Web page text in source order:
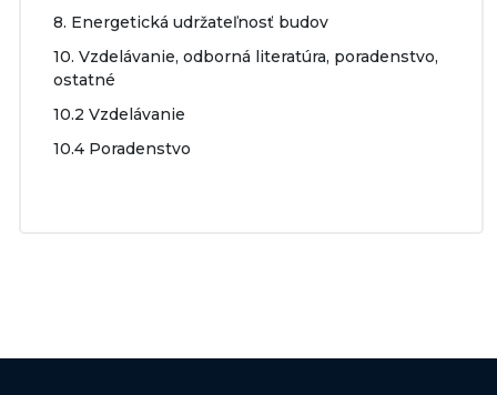
8. Energetická udržateľnosť budov
10. Vzdelávanie, odborná literatúra, poradenstvo,
ostatné
10.2 Vzdelávanie
10.4 Poradenstvo